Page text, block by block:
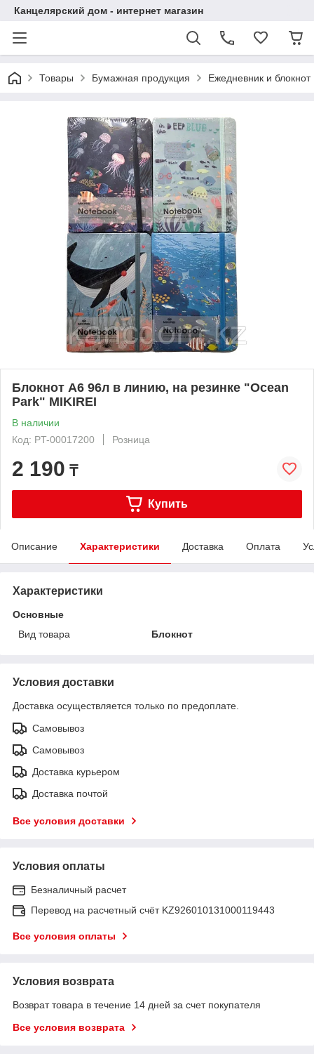
Канцелярский дом - интернет магазин
Товары Бумажная продукция Ежедневник и блокнот
Блокнот A6 96л в линию, на резинке "Ocean
Park" MIKIREI
В наличии
Код: PT-00017200
Розница
2 190 ₸
Купить
Описание Характеристики Доставка Оплата
Характеристики
Основные
Вид товара
Блокнот
Условия доставки
Доставка осуществляется только по предоплате.
Самовывоз
Самовывоз
Доставка курьером
Доставка почтой
Все условия доставки
Условия оплаты
Безналичный расчет
Перевод на расчетный счёт KZ926010131000119443
Все условия оплаты
Условия возврата
Возврат товара в течение 14 дней за счет покупателя
Все условия возврата